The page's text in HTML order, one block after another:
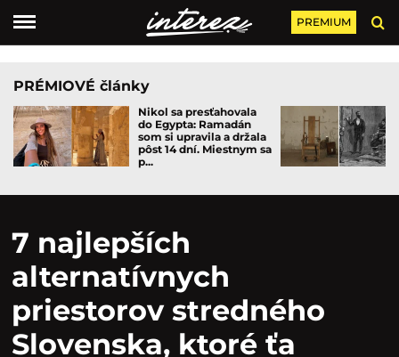
PREMIUM
PRÉMIOVÉ články
Nikol sa presťahovala
do Egypta: Ramadán
som si upravila a držala
pôst 14 dní. Miestnym sa
p...
7 najlepších
alternatívnych
priestorov stredného
Slovenska, ktoré ťa